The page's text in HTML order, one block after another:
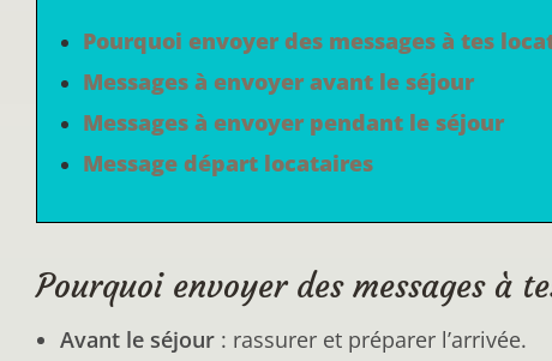
Pourquoi envoyer des messages à tes
Messages à envoyer avant le séjour
Messages à envoyer pendant le séjour
Message départ locataires
Pourquoi envoyer des messages à
Avant le séjour : rassurer et préparer l’arrivée.